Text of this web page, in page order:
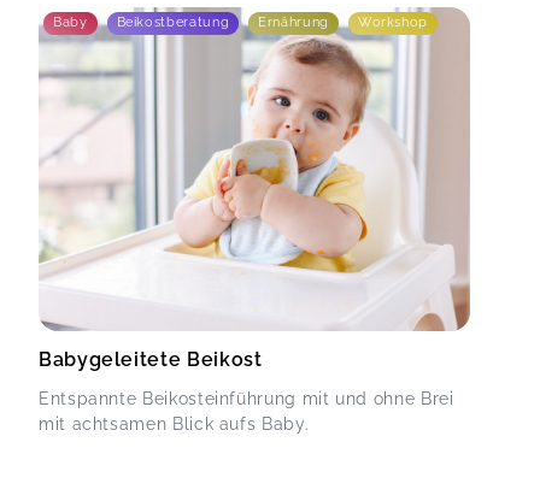
Baby Beikostberatung Ernährung Workshop
Babygeleitete Beikost
Entspannte Beikosteinführung mit und ohne Brei
mit achtsamen Blick aufs Baby.